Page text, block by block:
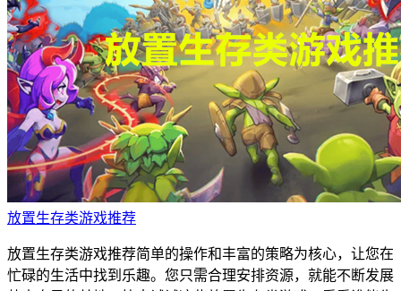
放置生存类游戏推荐
放置生存类游戏推荐简单的操作和丰富的策略为核心，让您在
忙碌的生活中找到乐趣。您只需合理安排资源，就能不断发展